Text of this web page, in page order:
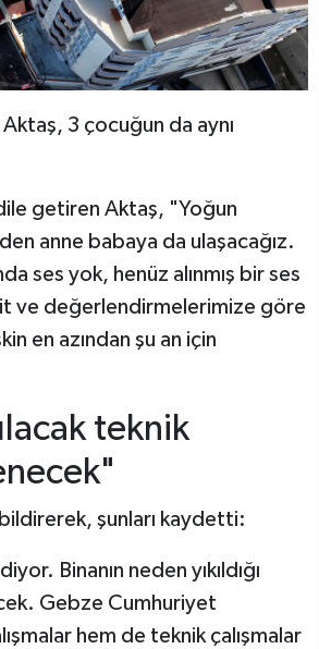
3 çocuğun da aynı
getiren Aktaş, "Yoğun
anne babaya da ulaşacağız.
ses yok, henüz alınmış bir ses
ve değerlendirmelerimize göre
en azından şu an için
teknik
şunları kaydetti:
Binanın neden yıkıldığı
Gebze Cumhuriyet
hem de teknik çalışmalar